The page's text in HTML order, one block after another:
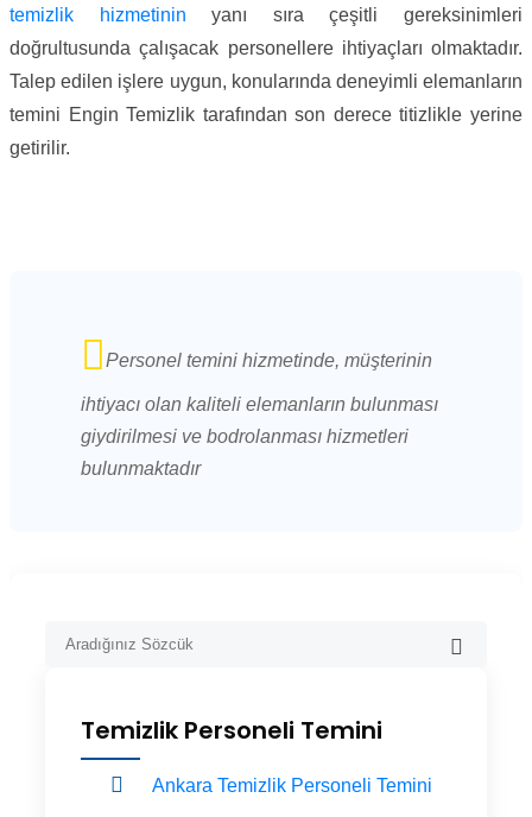
temizlik hizmetininyanı sıra çeşitli gereksinimleri
doğrultusunda çalışacak personellere ihtiyaçları olmaktadır.
Talep edilen işlere uygun, konularında deneyimli elemanların
temini Engin Temizlik tarafından son derece titizlikle yerine
getirilir.
Personel temini hizmetinde, müşterinin
ihtiyacı olan kaliteli elemanların bulunması
giydirilmesi ve bodrolanması hizmetleri
bulunmaktadır
Temizlik Personeli Temini
Ankara Temizlik Personeli Temini